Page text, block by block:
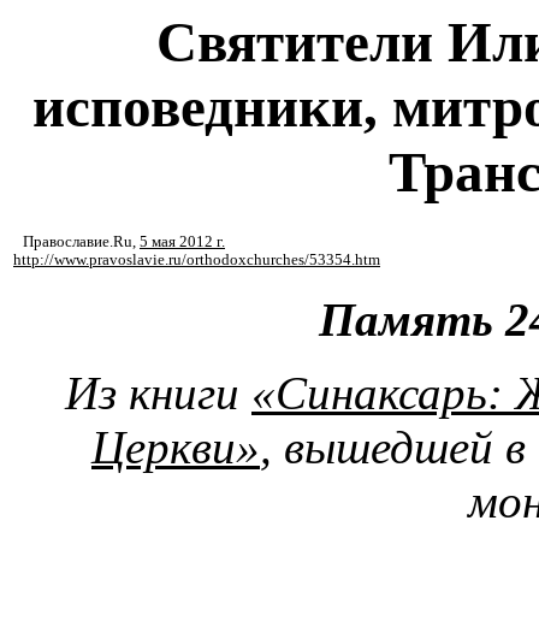
Святители
исповедники,
Православие.Ru, 5 мая 2012 г.
http://www.pravoslavie.ru/orthodoxchurches/53354.htm
Память
Из книги «Синаксарь:
Церкви», вышедшей в